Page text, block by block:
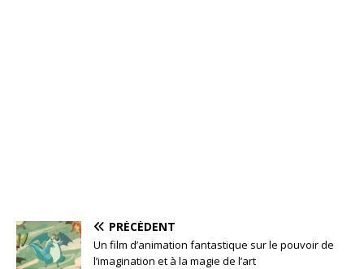
PRÉCÉDENT
Un film d’animation fantastique sur le pouvoir de
l’imagination et à la magie de l’art